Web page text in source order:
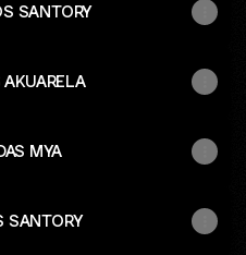
SANTORY
AKUARELA
MYA
SANTORY